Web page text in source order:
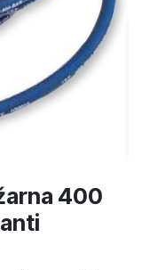
400